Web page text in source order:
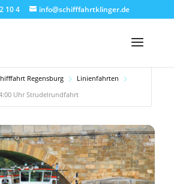
10 4 info@schifffahrtklinger.de
Regensburg
Linienfahrten
Uhr Strudelrundfahrt